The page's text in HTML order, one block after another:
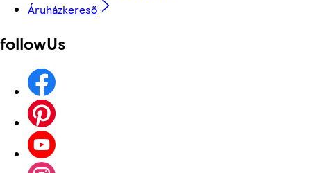
Áruházkereső
followUs